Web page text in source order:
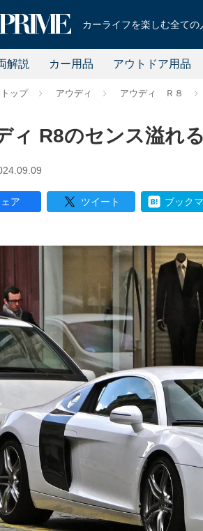
カーライフを楽しむ全て
解説 カー用品 アウトドア用品
ップ アウディ アウディ Ｒ８
ィ R8のセンス溢れ
ア ツイート ブック